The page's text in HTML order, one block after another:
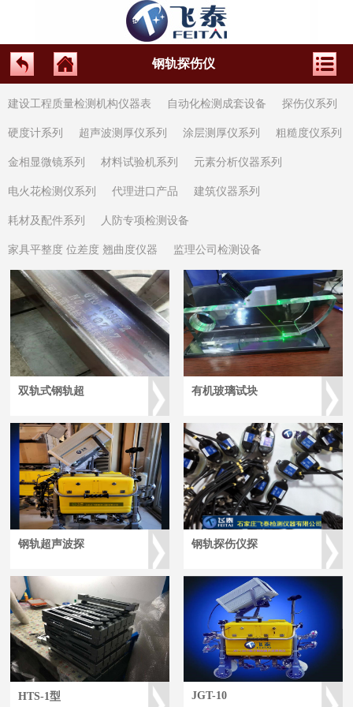
钢轨探伤仪
建设工程质量检测机构仪器表 自动化检测成套设备 探伤仪系列
硬度计系列 超声波测厚仪系列 涂层测厚仪系列 粗糙度仪系列
金相显微镜系列 材料试验机系列 元素分析仪器系列
电火花检测仪系列 代理进口产品 建筑仪器系列
耗材及配件系列 人防专项检测设备
家具平整度 位差度 翘曲度仪器 监理公司检测设备
双轨式钢轨超 有机玻璃试块
钢轨超声波探 钢轨探伤仪探
HTS-1型 JGT-10